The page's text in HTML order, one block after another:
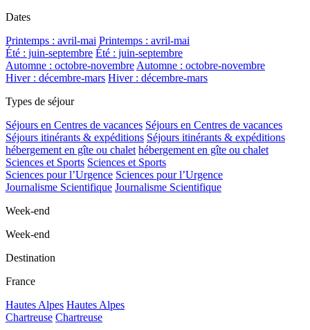
Dates
Printemps : avril-mai Printemps : avril-mai
Été : juin-septembre Été : juin-septembre
Automne : octobre-novembre Automne : octobre-novembre
Hiver : décembre-mars Hiver : décembre-mars
Types de séjour
Séjours en Centres de vacances Séjours en Centres de vacances
Séjours itinérants & expéditions Séjours itinérants & expéditions
hébergement en gîte ou chalet hébergement en gîte ou chalet
Sciences et Sports Sciences et Sports
Sciences pour l’Urgence Sciences pour l’Urgence
Journalisme Scientifique Journalisme Scientifique
Week-end
Week-end
Destination
France
Hautes Alpes Hautes Alpes
Chartreuse Chartreuse